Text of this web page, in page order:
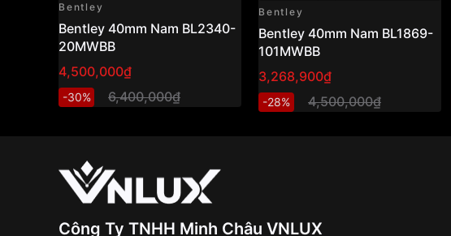
Bentley
Bentley 40mm Nam BL2340-
20MWBB
4,500,000₫
-30% 6,400,000₫
Bentley
Bentley 40mm Nam BL1869-
101MWBB
3,268,900₫
-28% 4,500,000₫
Công Ty TNHH Minh Châu VNLUX